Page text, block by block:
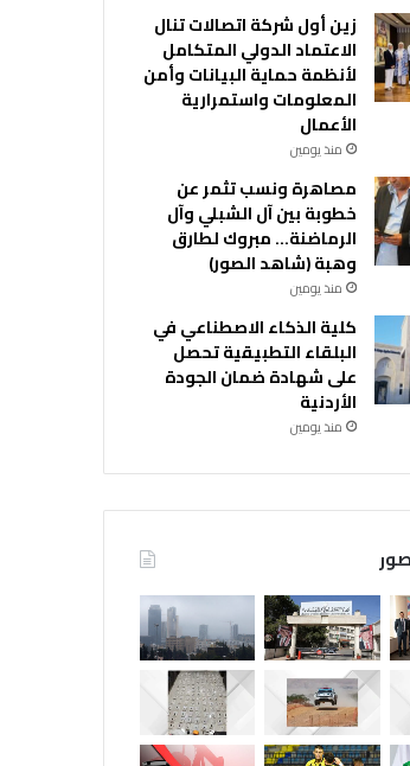
زين أول شركة اتصالات تنال
الاعتماد الدولي المتكامل
لأنظمة حماية البيانات وأمن
المعلومات واستمرارية
الأعمال
منذ يومين
مصاهرة ونسب تثمر عن
خطوبة بين آل الشبلي وآل
الرماضنة… مبروك لطارق
وهبة (شاهد الصور)
منذ يومين
كلية الذكاء الاصطناعي في
البلقاء التطبيقية تحصل
على شهادة ضمان الجودة
الأردنية
منذ يومين